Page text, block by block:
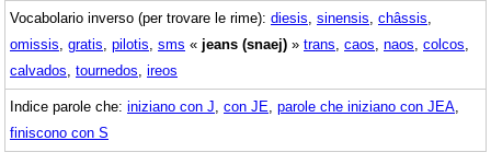
Vocabolario inverso (per trovare le rime): diesis sinensis châssis
omissis gratis pilotis sms « jeans (snaej) » trans caos naos colcos
calvados tournedos ireos
Indice parole che: iniziano con J con JE parole che iniziano con JEA
finiscono con S